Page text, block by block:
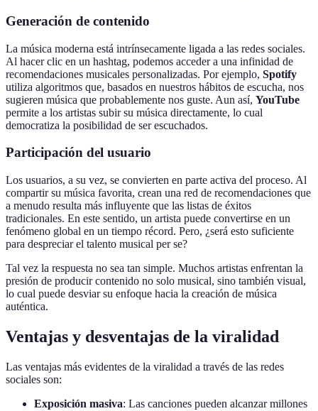
Generación de contenido
La música moderna está intrínsecamente ligada a las redes sociales.
Al hacer clic en un hashtag, podemos acceder a una infinidad de
recomendaciones musicales personalizadas. Por ejemplo, Spotify
utiliza algoritmos que, basados en nuestros hábitos de escucha, nos
sugieren música que probablemente nos guste. Aun así, YouTube
permite a los artistas subir su música directamente, lo cual
democratiza la posibilidad de ser escuchados.
Participación del usuario
Los usuarios, a su vez, se convierten en parte activa del proceso. Al
compartir su música favorita, crean una red de recomendaciones que
a menudo resulta más influyente que las listas de éxitos
tradicionales. En este sentido, un artista puede convertirse en un
fenómeno global en un tiempo récord. Pero, ¿será esto suficiente
para despreciar el talento musical per se?
Tal vez la respuesta no sea tan simple. Muchos artistas enfrentan la
presión de producir contenido no solo musical, sino también visual,
lo cual puede desviar su enfoque hacia la creación de música
auténtica.
Ventajas y desventajas de la viralidad
Las ventajas más evidentes de la viralidad a través de las redes
sociales son:
Exposición masiva: Las canciones pueden alcanzar millones